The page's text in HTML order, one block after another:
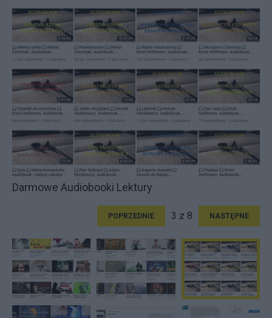
Darmowe Audiobooki Lektury
POPRZEDNIE 3 z 8 NASTĘPNE